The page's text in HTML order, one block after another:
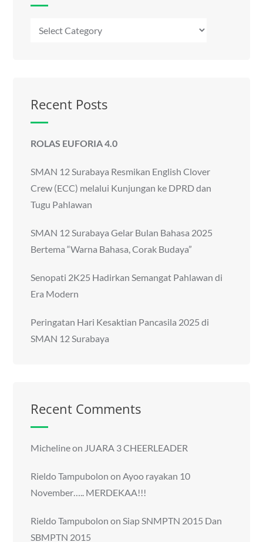
Kategori
Recent Posts
ROLAS EUFORIA 4.0
SMAN 12 Surabaya Resmikan English Clover
Crew (ECC) melalui Kunjungan ke DPRD dan
Tugu Pahlawan
SMAN 12 Surabaya Gelar Bulan Bahasa 2025
Bertema “Warna Bahasa, Corak Budaya”
Senopati 2K25 Hadirkan Semangat Pahlawan di
Era Modern
Peringatan Hari Kesaktian Pancasila 2025 di
SMAN 12 Surabaya
Recent Comments
Michelineon JUARA 3 CHEERLEADER
Rieldo Tampubolon onAyoo rayakan 10
November….. MERDEKAA!!!
Rieldo Tampubolon onSiap SNMPTN 2015 Dan
SBMPTN 2015